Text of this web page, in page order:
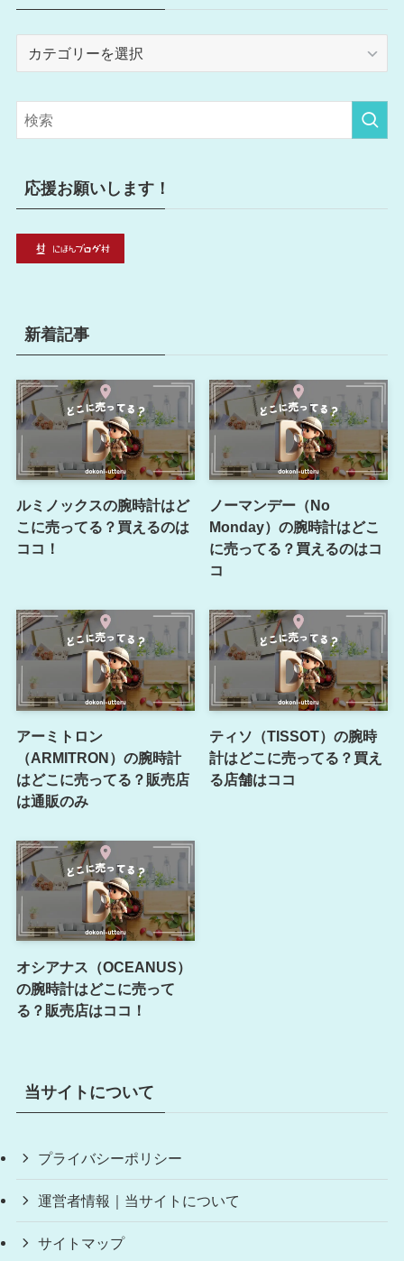
リ
ー
応援お願いします！
新着記事
ルミノックスの腕時計はど
こに売ってる？買えるのは
ココ！
ノーマンデー（No
Monday）の腕時計はどこ
に売ってる？買えるのはコ
コ
アーミトロン
（ARMITRON）の腕時計
はどこに売ってる？販売店
は通販のみ
ティソ（TISSOT）の腕時
計はどこに売ってる？買え
る店舗はココ
オシアナス（OCEANUS）
の腕時計はどこに売って
る？販売店はココ！
当サイトについて
プライバシーポリシー
運営者情報｜当サイトについて
サイトマップ